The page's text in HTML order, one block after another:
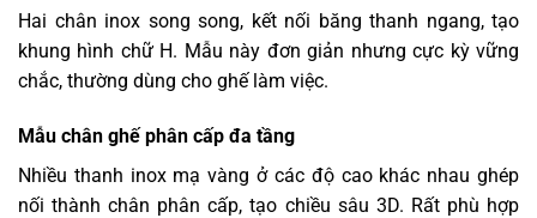
Hai chân inox song song, kết nối băng thanh ngang, tạo
khung hình chữ H. Mẫu này đơn giản nhưng cực kỳ vững
chắc, thường dùng cho ghế làm việc.
Mẫu chân ghế phân cấp đa tầng
Nhiều thanh inox mạ vàng ở các độ cao khác nhau ghép
nối thành chân phân cấp, tạo chiều sâu 3D. Rất phù hợp